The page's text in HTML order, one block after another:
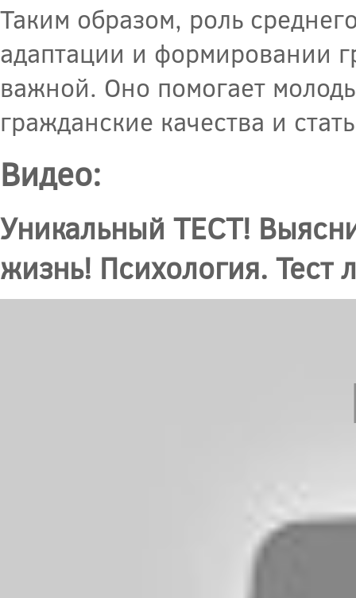
Таким образом, роль
адаптации и формировании
важной. Оно помогает
гражданские качества и
Видео:
Уникальный ТЕСТ!
жизнь! Психология. Тест